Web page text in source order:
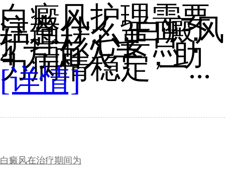
白癜风护理需要
注意什么?白癜风
护理核心要点：
4 方面入手，助
力病情稳定 一...
[详情]
白癜风在治疗期间为